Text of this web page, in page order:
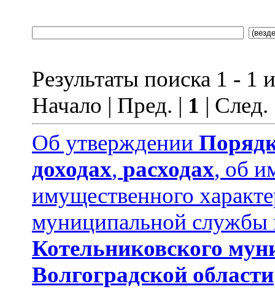
Результаты поиска 1 - 1
Начало | Пред. | 1 |
Об утверждении
доходах, расходах, об
имущественного
муниципальной службы
Котельниковского
Волгоградской области